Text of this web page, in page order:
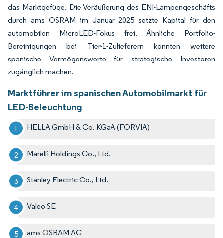
das Marktgefüge. Die Veräußerung des ENI-Lampengeschäfts
durch ams OSRAM im Januar 2025 setzte Kapital für den
automobilen MicroLED-Fokus frei. Ähnliche Portfolio-
Bereinigungen bei Tier-1-Zulieferern könnten weitere
spanische Vermögenswerte für strategische Investoren
zugänglich machen.
Marktführer im spanischen Automobilmarkt für
LED-Beleuchtung
HELLA GmbH & Co. KGaA (FORVIA)
Marelli Holdings Co., Ltd.
Stanley Electric Co., Ltd.
Valeo SE
ams OSRAM AG